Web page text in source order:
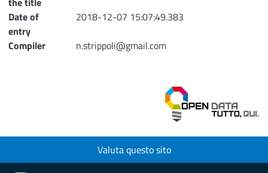
Date of
entry
2018-12-07 15:07:49.383
Compiler
n.strippoli@gmail.com
Valuta questo sito